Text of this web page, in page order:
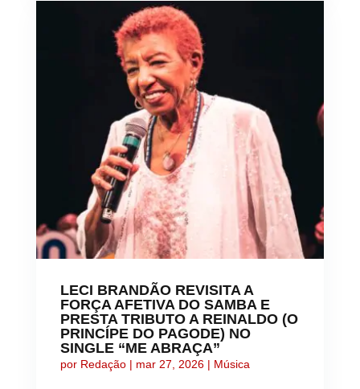
LECI BRANDÃO REVISITA A
FORÇA AFETIVA DO SAMBA E
PRESTA TRIBUTO A REINALDO (O
PRINCÍPE DO PAGODE) NO
SINGLE “ME ABRAÇA”
por Redação| mar 27, 2026| Música